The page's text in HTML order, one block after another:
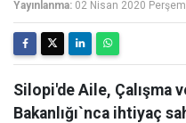
Yayınlanma: 02 Nisan 2020
Silopi'de Aile, Çalışma
Bakanlığı`nca ihtiyaç